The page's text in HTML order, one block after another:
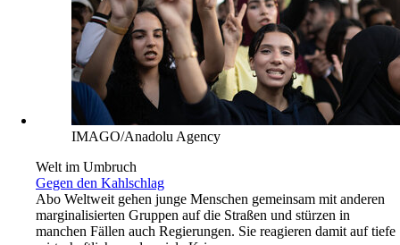
IMAGO/Anadolu Agency
Welt im Umbruch
Gegen den Kahlschlag
Abo Weltweit gehen junge Menschen gemeinsam mit anderen
marginalisierten Gruppen auf die Straßen und stürzen in
manchen Fällen auch Regierungen. Sie reagieren damit auf tiefe